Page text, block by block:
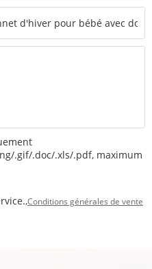
.gif/.doc/.xls/.pdf, maximum
Conditions générales de vente